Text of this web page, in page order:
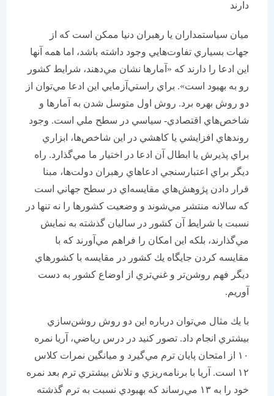
دارند
ميان سياستمداران يا رهبران دنيا ممكن است كه از
جهات بسياري تفاوت‌هايي وجود داشته باشد، اما همه آنها
اين ادعا را دارند كه «آمارها نشان مي‌دهند، شرايط كشور
رو به بهبود است». براي راستي‌آزمايي اين ادعا مي‌توان از
دو روش بهره برد. روش اول متوسل شدن به آمارها و
شاخص‌هاي اقتصادي- سياسي در سطح ملي است. وجود
روند‌هاي افزايشي يا كاهشي در اين شاخص‌ها، ابزاري
براي پذيرش يا ابطال آن ادعا در اختيار ما مي‌گذارد. راه
ديگر براي اعتبارسنجي ادعاهاي رهبران دولت‌ها، مبنا
قرار دادن پژوهش‌هاي مقايسه‌اي در سطح جهاني است
كه سالانه منتشر مي‌شوند و وضعيت كشورها را نه تنها در
نسبت با شرايط آن كشور در ساليان گذشته به نمايش
مي‌گذارند، بلكه اين امكان را فراهم مي‌آورند كه با
مقايسه كردن جايگاه يك كشور در مقايسه با كشورهاي
ديگر فهم روشن‌تر و غني‌تري از اوضاع كشور به دست
آوريم.
با يك مثال مي‌توان درباره اين دو روش روشن‌سازي
بيشتري انجام داد. تصور كنيد در درس رياضي، آريا نمره
۱۰ از امتحان پايان ترم مي‌گيرد و ميانگين نمرات كلاس
۱۲ است. آريا با برنامه‌ريزي و تلاش بيشتري ترم بعد نمره
خود را به ۱۳ مي‌رساند كه بهبودي نسبت به ترم گذشته